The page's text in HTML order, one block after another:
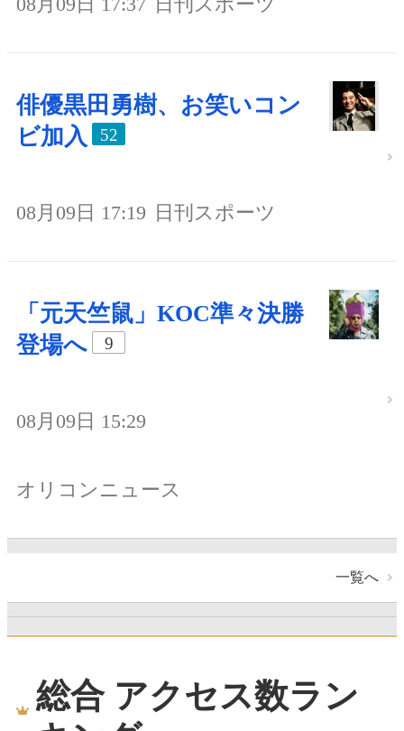
俳優黒田勇樹、お笑いコン
ビ加入
52
08月09日 17:19 日刊スポーツ
「元天竺鼠」KOC準々決勝
登場へ
9
08月09日 15:29
オリコンニュース
一覧へ
総合 アクセス数ラン